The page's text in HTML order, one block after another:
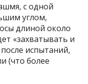
с одной
углом,
длиной около
«захватывать и
испытаний,
(что более